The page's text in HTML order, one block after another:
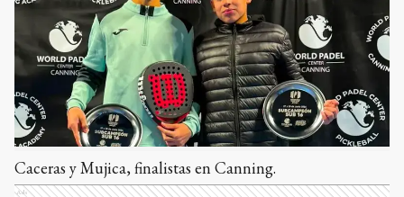
Caceras y Mujica, finalistas en Canning.
Ads